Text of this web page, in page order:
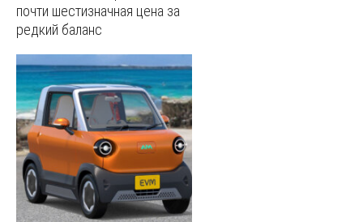
почти шестизначная цена за
редкий баланс